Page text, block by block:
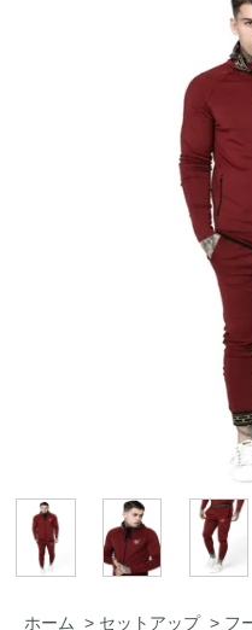
ホーム > セットアップ > フ